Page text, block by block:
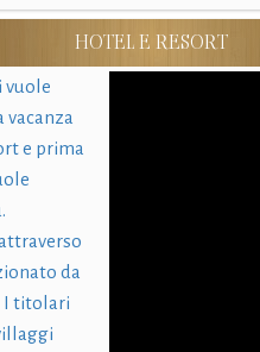
HOTEL E RESORT
vuole
vacanza
e prima
da
I titolari